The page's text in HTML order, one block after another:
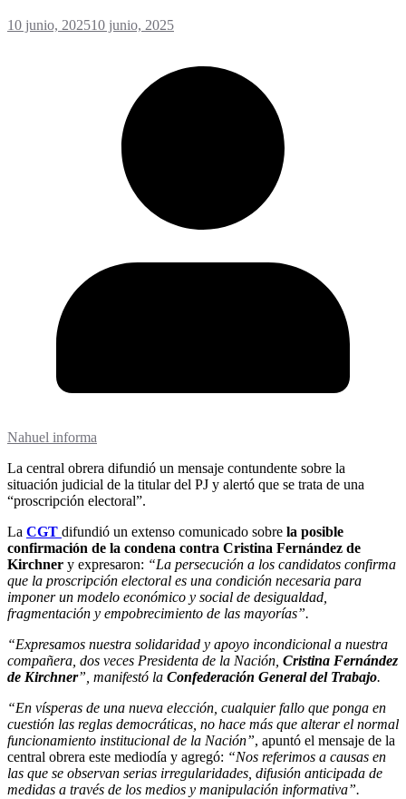
10 junio, 202510 junio, 2025
Nahuel informa
La central obrera difundió un mensaje contundente sobre la
situación judicial de la titular del PJ y alertó que se trata de una
“proscripción electoral”.
La CGT difundió un extenso comunicado sobre la posible
confirmación de la condena contra Cristina Fernández de
Kirchner y expresaron: “La persecución a los candidatos confirma
que la proscripción electoral es una condición necesaria para
imponer un modelo económico y social de desigualdad,
fragmentación y empobrecimiento de las mayorías”.
“Expresamos nuestra solidaridad y apoyo incondicional a nuestra
compañera, dos veces Presidenta de la Nación, Cristina Fernández
de Kirchner”, manifestó la Confederación General del Trabajo.
“En vísperas de una nueva elección, cualquier fallo que ponga en
cuestión las reglas democráticas, no hace más que alterar el normal
funcionamiento institucional de la Nación”, apuntó el mensaje de la
central obrera este mediodía y agregó: “Nos referimos a causas en
las que se observan serias irregularidades, difusión anticipada de
medidas a través de los medios y manipulación informativa”.